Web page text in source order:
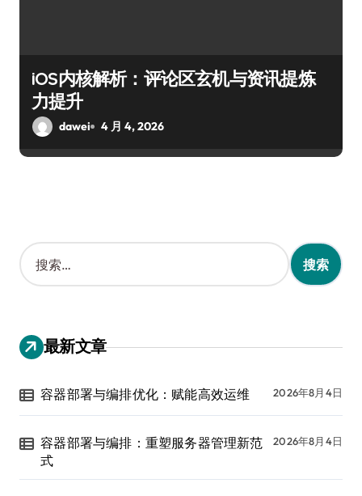
iOS内核解析：评论区玄机与资讯提炼
力提升
dawei 4 月 4, 2026
搜
索
：
最新文章
容器部署与编排优化：赋能高效运维 2026年8月4日
容器部署与编排：重塑服务器管理新范
式
2026年8月4日